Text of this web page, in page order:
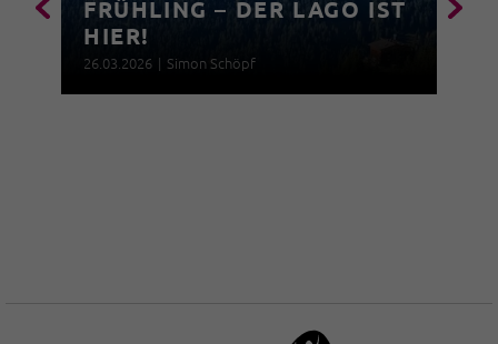
FRÜHLING – DER LAGO IST
HIER!
26.03.2026 | Simon Schöpf